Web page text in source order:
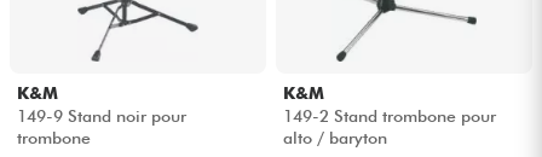
K&M
149-9 Stand noir pour
trombone
K&M
149-2 Stand trombone pour
alto / baryton